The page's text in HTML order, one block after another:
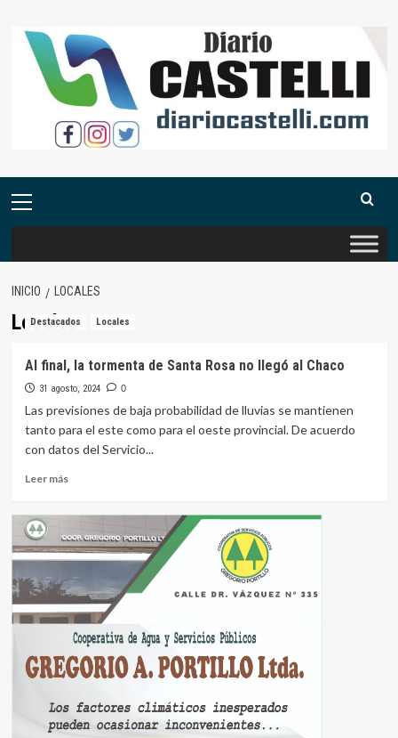
contenido
Menú
INICIO LOCALES
Locales
Destacados Locales
Al final, la tormenta de Santa Rosa no llegó al Chaco
31 agosto, 2024 0
Las previsiones de baja probabilidad de lluvias se mantienen
tanto para el este como para el oeste provincial. De acuerdo
con datos del Servicio...
Leer másLeer
final,
la
tormenta
de
Santa
Rosa
no
llegó
al